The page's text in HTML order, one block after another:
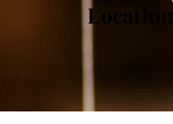
Location